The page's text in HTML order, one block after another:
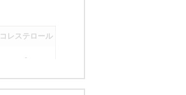
コレステロール
-